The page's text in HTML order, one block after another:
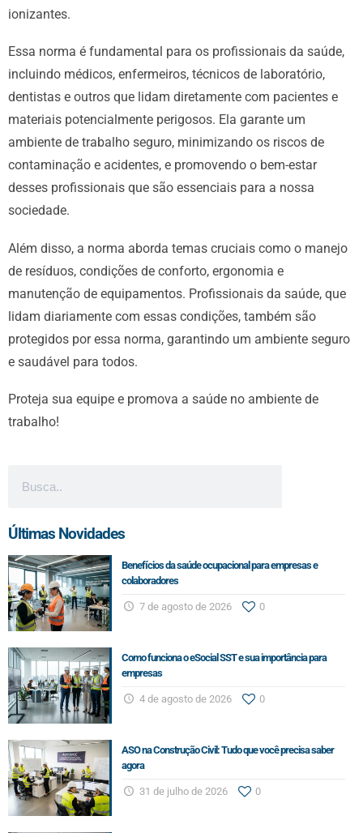
ionizantes.
Essa norma é fundamental para os profissionais da saúde,
incluindo médicos, enfermeiros, técnicos de laboratório,
dentistas e outros que lidam diretamente com pacientes e
materiais potencialmente perigosos. Ela garante um
ambiente de trabalho seguro, minimizando os riscos de
contaminação e acidentes, e promovendo o bem-estar
desses profissionais que são essenciais para a nossa
sociedade.
Além disso, a norma aborda temas cruciais como o manejo
de resíduos, condições de conforto, ergonomia e
manutenção de equipamentos. Profissionais da saúde, que
lidam diariamente com essas condições, também são
protegidos por essa norma, garantindo um ambiente seguro
e saudável para todos.
Proteja sua equipe e promova a saúde no ambiente de
trabalho!
Últimas Novidades
Benefícios da saúde ocupacional para empresas e
colaboradores
7 de agosto de 2026 0
Como funciona o eSocial SST e sua importância para
empresas
4 de agosto de 2026 0
ASO na Construção Civil: Tudo que você precisa saber
agora
31 de julho de 2026 0